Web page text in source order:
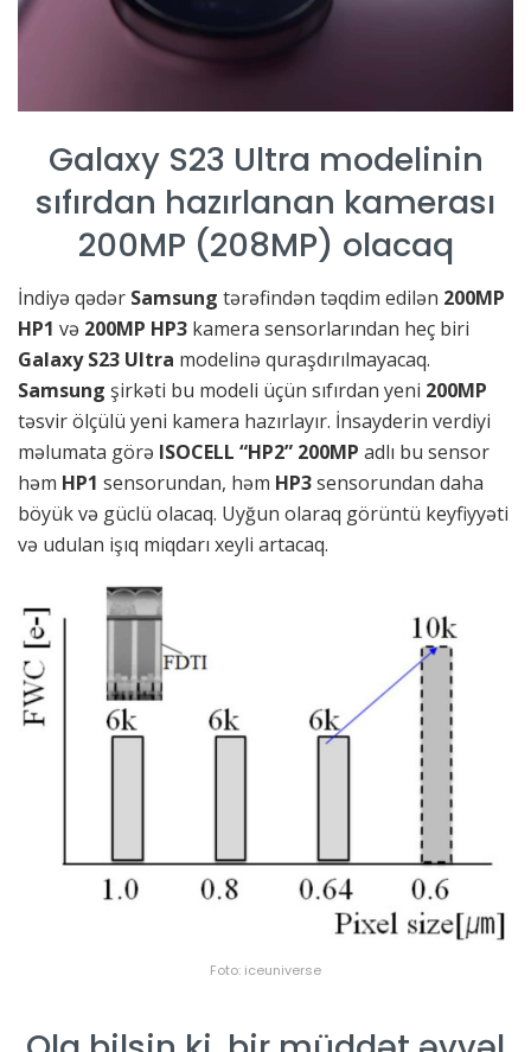
Galaxy S23 Ultra modelinin
sıfırdan hazırlanan kamerası
200MP (208MP) olacaq
İndiyə qədər Samsung tərəfindən təqdim edilən 200MP
HP1 və 200MP HP3 kamera sensorlarından heç biri
Galaxy S23 Ultra modelinə quraşdırılmayacaq.
Samsung şirkəti bu modeli üçün sıfırdan yeni 200MP
təsvir ölçülü yeni kamera hazırlayır. İnsayderin verdiyi
məlumata görə ISOCELL “HP2” 200MP adlı bu sensor
həm HP1 sensorundan, həm HP3sensorundan daha
böyük və güclü olacaq. Uyğun olaraq görüntü keyfiyyəti
və udulan işıq miqdarı xeyli artacaq.
Foto: iceuniverse